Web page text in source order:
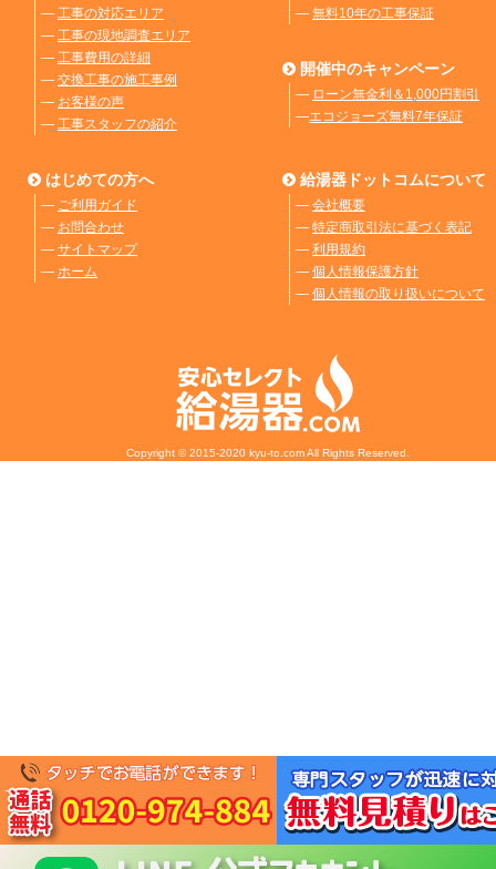
― 工事の対応エリア
― 工事の現地調査エリア
― 工事費用の詳細
― 交換工事の施工事例
― お客様の声
― 工事スタッフの紹介
― 無料10年の工事保証
開催中のキャンペーン
― ローン無金利＆1,000円割引
―エコジョーズ無料7年保証
はじめての方へ
― ご利用ガイド
― お問合わせ
― サイトマップ
― ホーム
給湯器ドットコムについて
― 会社概要
― 特定商取引法に基づく表記
― 利用規約
― 個人情報保護方針
― 個人情報の取り扱いについて
Copyright © 2015-2020 kyu-to.com All Rights Reserved.